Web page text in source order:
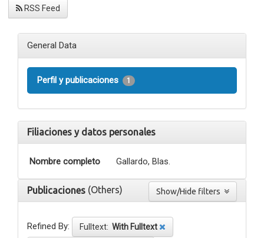
RSS Feed
General Data
Perfil y publicaciones 1
Filiaciones y datos personales
Nombre completo Gallardo, Blas.
Publicaciones (Others)
Refined By: Fulltext: With Fulltext